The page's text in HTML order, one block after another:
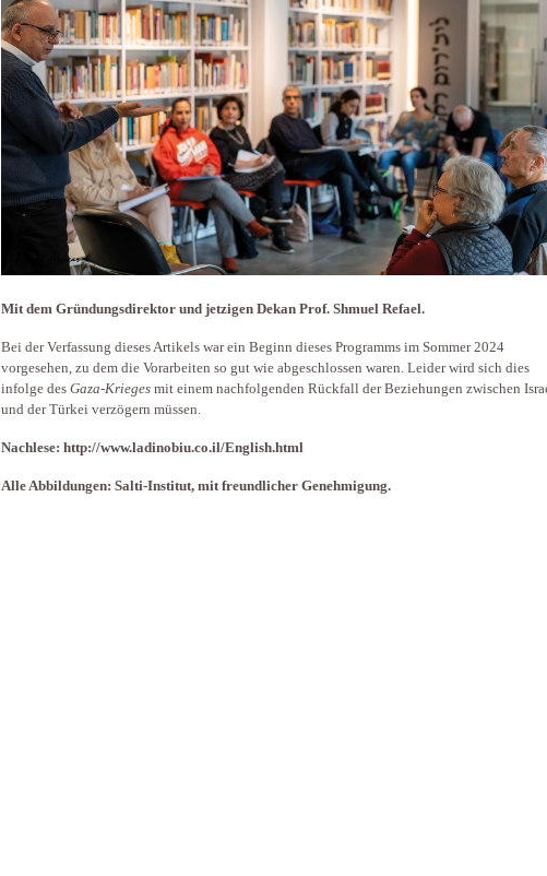
Mit dem Gründungsdirektor und jetzigen Dekan Prof. Shmuel Refael.
Bei der Verfassung dieses Artikels war ein Beginn dieses Programms im Sommer 2024
vorgesehen, zu dem die Vorarbeiten so gut wie abgeschlossen waren. Leider wird sich dies
infolge des Gaza-Krieges mit einem nachfolgenden Rückfall der Beziehungen zwischen
und der Türkei verzögern müssen.
Nachlese: http://www.ladinobiu.co.il/English.html
Alle Abbildungen: Salti-Institut, mit freundlicher Genehmigung.